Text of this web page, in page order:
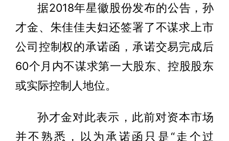
据2018年星徽股份发布的公告，孙
才金、朱佳佳夫妇还签署了不谋求上市
公司控制权的承诺函，承诺交易完成后
60个月内不谋求第一大股东、控股股东
或实际控制人地位。
孙才金对此表示，此前对资本市场
并不熟悉，以为承诺函只是“走个过